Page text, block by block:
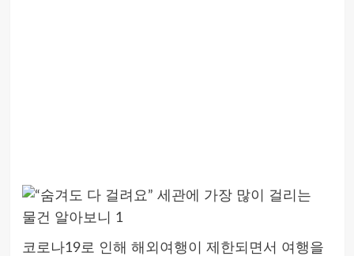
코로나19로 인해 해외여행이 제한되면서 여행을